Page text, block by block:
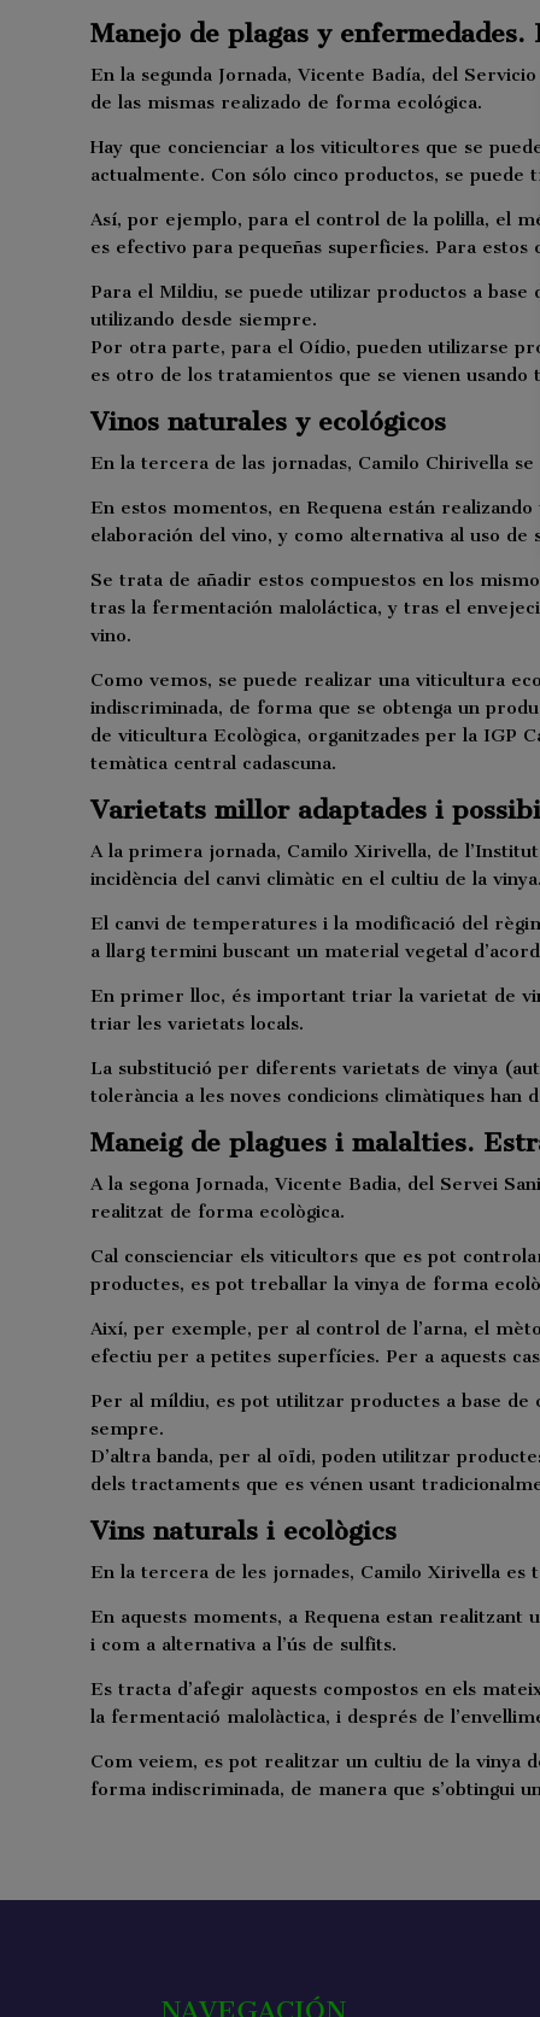
Manejo de plagas y
En la segunda Jornada, Vicente Badía, del
de las mismas realizado de forma ecológica.
Hay que concienciar a los viticultores que se
actualmente. Con sólo cinco productos, se
Así, por ejemplo, para el control de la polilla, el
es efectivo para pequeñas superficies. Para
Para el Mildiu, se puede utilizar productos a
utilizando desde siempre.
Por otra parte, para el Oídio, pueden utilizarse
es otro de los tratamientos que se vienen usando
Vinos naturales y ecológicos
En la tercera de las jornadas, Camilo Chirivella
En estos momentos, en Requena están
elaboración del vino, y como alternativa al uso de
Se trata de añadir estos compuestos en los
tras la fermentación maloláctica, y tras el
vino.
Como vemos, se puede realizar una viticultura
indiscriminada, de forma que se obtenga un
de viticultura Ecològica, organitzades per la IGP
temàtica central cadascuna.
Varietats millor adaptades i
A la primera jornada, Camilo Xirivella, de
incidència del canvi climàtic en el cultiu de la
El canvi de temperatures i la modificació del
a llarg termini buscant un material vegetal
En primer lloc, és important triar la varietat de
triar les varietats locals.
La substitució per diferents varietats de vinya
tolerància a les noves condicions climàtiques han
Maneig de plagues i malalties.
A la segona Jornada, Vicente Badia, del Servei
realitzat de forma ecològica.
Cal conscienciar els viticultors que es pot
productes, es pot treballar la vinya de forma
Així, per exemple, per al control de l’arna, el
efectiu per a petites superfícies. Per a aquests
Per al míldiu, es pot utilitzar productes a base de
sempre.
D’altra banda, per al oïdi, poden utilitzar
dels tractaments que es vénen usant
Vins naturals i ecològics
En la tercera de les jornades, Camilo Xirivella es
En aquests moments, a Requena estan realitzant
i com a alternativa a l’ús de sulfits.
Es tracta d’afegir aquests compostos en els
la fermentació malolàctica, i després de
Com veiem, es pot realitzar un cultiu de la vinya
forma indiscriminada, de manera que s’obtingui
NAVEGACIÓN